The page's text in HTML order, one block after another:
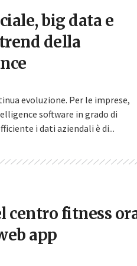
big data e
della
evoluzione. Per le imprese,
software in grado di
i dati aziendali è di...
centro fitness
app